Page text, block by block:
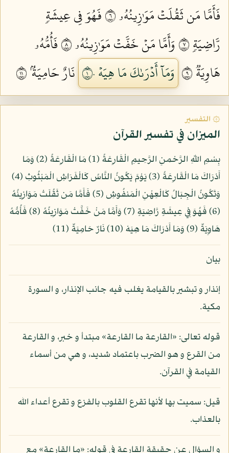
فَأَمَّا مَن ثَقُلَتۡ مَوَٰزِينُهُۥ ٦
فَهُوَ فِي عِيشَةٖ
رَّاضِيَةٖ ٧
وَأَمَّا مَنۡ خَفَّتۡ مَوَٰزِينُهُۥ ٨
فَأُمُّهُۥ
هَاوِيَةٞ ٩
وَمَآ أَدۡرَىٰكَ مَا هِيَهۡ ١٠ نَارٌ حَامِيَةُۢ ١١
۞ التفسير
الميزان في تفسير القرآن
بِسْمِ اللّهِ الرَّحْمنِ الرَّحِيمِ الْقَارِعَةُ (1) مَا الْقَارِعَةُ (2) وَمَا
أَدْرَاكَ مَا الْقَارِعَةُ (3) يَوْمَ يَكُونُ النَّاسُ كَالْفَرَاشِ الْمَبْثُوثِ (4)
وَتَكُونُ الْجِبَالُ كَالْعِهْنِ الْمَنفُوشِ (5) فَأَمَّا مَن ثَقُلَتْ مَوَازِينُهُ
(6) فَهُوَ فِي عِيشَةٍ رَّاضِيَةٍ (7) وَأَمَّا مَنْ خَفَّتْ مَوَازِينُهُ (8) فَأُمُّهُ
هَاوِيَةٌ (9) وَمَا أَدْرَاكَ مَا هِيَهْ (10) نَارٌ حَامِيَةٌ (11)
بيان
إنذار و تبشير بالقيامة يغلب فيه جانب الإنذار، و السورة
مكية.
قوله تعالى: «القارعة ما القارعة» مبتدأ و خبر، و القارعة
من القرع و هو الضرب باعتماد شديد، و هي من أسماء
القيامة في القرآن.
قيل: سميت بها لأنها تقرع القلوب بالفزع و تقرع أعداء الله
بالعذاب.
و السؤال عن حقيقة القارعة في قوله: «ما القارعة» مع